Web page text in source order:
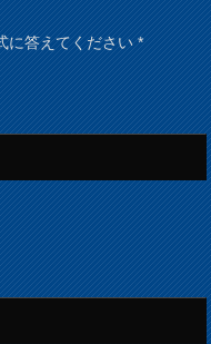
に答えてください*